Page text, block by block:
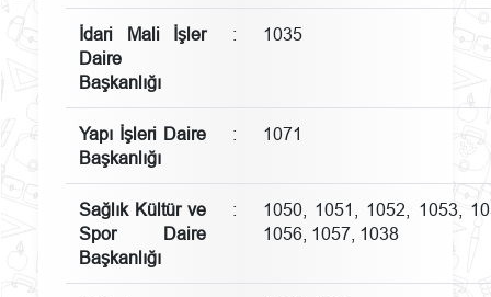
İdari Mali İşler
Daire
Başkanlığı
: 1035
Yapı İşleri Daire
Başkanlığı
: 1071
Sağlık Kültür ve
Spor Daire
Başkanlığı
:
1050, 1051, 1052, 1053,
1056, 1057, 1038